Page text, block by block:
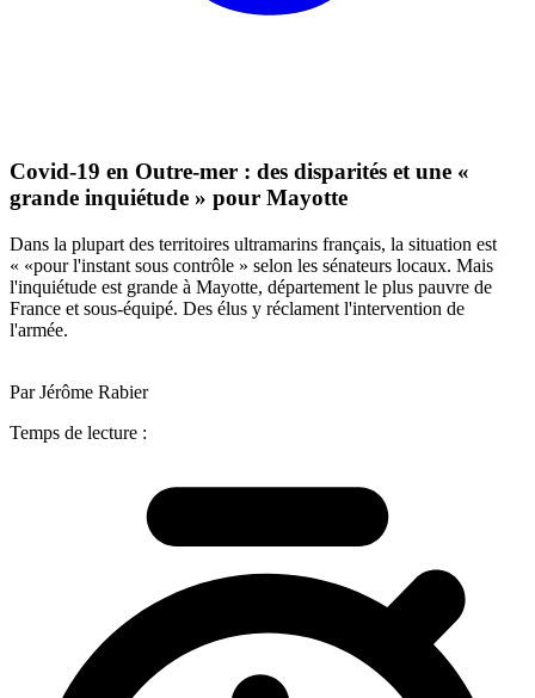
Covid-19 en Outre-mer : des disparités et une «
grande inquiétude » pour Mayotte
Dans la plupart des territoires ultramarins français, la situation est
« «pour l'instant sous contrôle » selon les sénateurs locaux. Mais
l'inquiétude est grande à Mayotte, département le plus pauvre de
France et sous-équipé. Des élus y réclament l'intervention de
l'armée.
Par Jérôme Rabier
Temps de lecture :